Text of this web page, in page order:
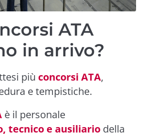
ATA
in arrivo?
più concorsi ATA,
e tempistiche.
è il personale
tecnico e ausiliario della